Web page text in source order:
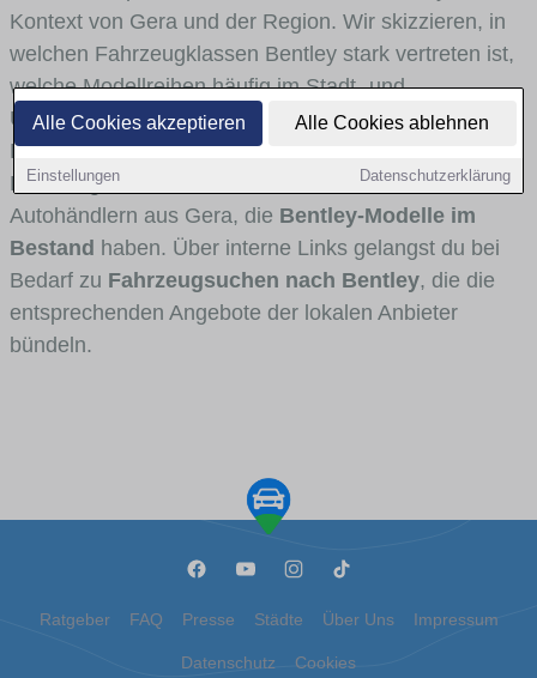
Alle Cookies akzeptieren Alle Cookies ablehnen
Einstellungen Datenschutzerklärung
Kontext von Gera und der Region. Wir skizzieren, in
welchen Fahrzeugklassen Bentley stark vertreten ist,
welche Modellreihen häufig im Stadt- und
Umlandverkehr zu sehen sind und für welche
Fahrertypen die Marke interessant ist. Viele
Fahrzeuge stammen von Autohäusern und
Autohändlern aus Gera, die Bentley-Modelle im
Bestand haben. Über interne Links gelangst du bei
Bedarf zu Fahrzeugsuchen nach Bentley, die die
entsprechenden Angebote der lokalen Anbieter
bündeln.
Ratgeber FAQ Presse Städte Über Uns Impressum
Datenschutz Cookies